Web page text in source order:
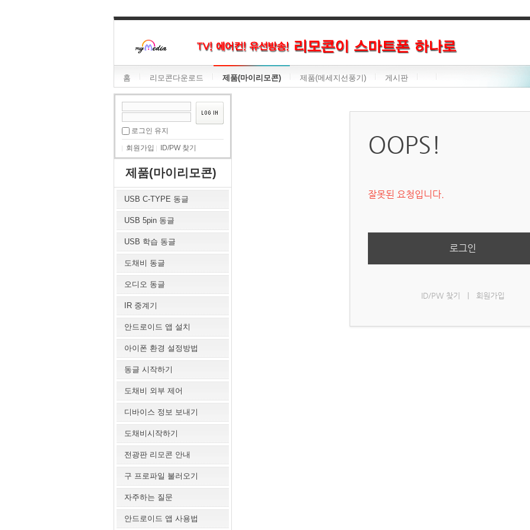
홈 리모콘다운로드 제품(마이리모콘) 제품(메세지선풍기) 게시판
로그인 유지
회원가입 ID/PW 찾기
제품(마이리모콘)
USB C-TYPE 동글
USB 5pin 동글
USB 학습 동글
도채비 동글
오디오 동글
IR 중계기
안드로이드 앱 설치
아이폰 환경 설정방법
동글 시작하기
도채비 외부 제어
디바이스 정보 보내기
도채비시작하기
전광판 리모콘 안내
구 프로파일 불러오기
자주하는 질문
안드로이드 앱 사용법
OOPS!
잘못된 요청입니다.
로그인
ID/PW 찾기 | 회원가입